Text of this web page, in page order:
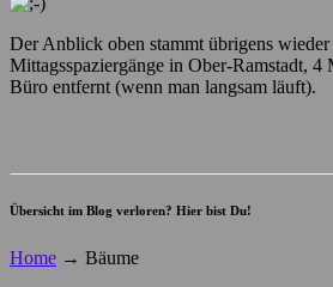
Der Anblick oben stammt übrigens
Mittagsspaziergänge in Ober-Ramstadt,
Büro entfernt (wenn man langsam läuft).
Übersicht im Blog verloren? Hier bist Du!
Home → Bäume